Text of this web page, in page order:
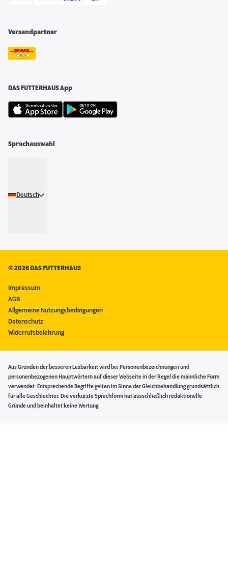
Versandpartner
DAS FUTTERHAUS App
Sprachauswahl
Deutsch
©2026 DAS FUTTERHAUS
Impressum
AGB
Allgemeine Nutzungsbedingungen
Datenschutz
Widerrufsbelehrung
Aus Gründen der besseren Lesbarkeit wird bei Personenbezeichnungen und
personenbezogenen Hauptwörtern auf dieser Webseite in der Regel die männliche Form
verwendet. Entsprechende Begriffe gelten im Sinne der Gleichbehandlung grundsätzlich
für alle Geschlechter. Die verkürzte Sprachform hat ausschließlich redaktionelle
Gründe und beinhaltet keine Wertung.